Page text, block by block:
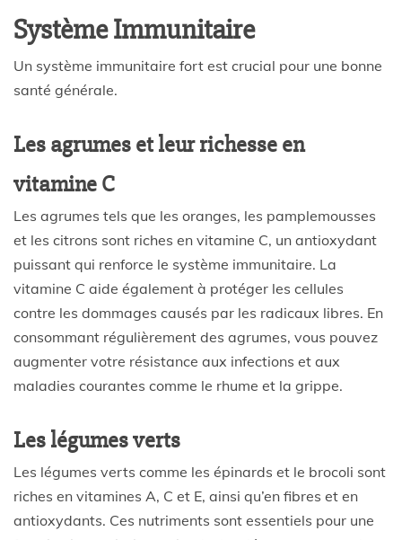
Système Immunitaire
Un système immunitaire fort est crucial pour une bonne
santé générale.
Les agrumes et leur richesse en
vitamine C
Les agrumes tels que les oranges, les pamplemousses
et les citrons sont riches en vitamine C, un antioxydant
puissant qui renforce le système immunitaire. La
vitamine C aide également à protéger les cellules
contre les dommages causés par les radicaux libres. En
consommant régulièrement des agrumes, vous pouvez
augmenter votre résistance aux infections et aux
maladies courantes comme le rhume et la grippe.
Les légumes verts
Les légumes verts comme les épinards et le brocoli sont
riches en vitamines A, C et E, ainsi qu’en fibres et en
antioxydants. Ces nutriments sont essentiels pour une